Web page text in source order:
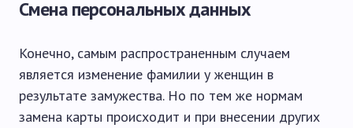
Смена персональных данных
Конечно, самым распространенным случаем
является изменение фамилии у женщин в
результате замужества. Но по тем же нормам
замена карты происходит и при внесении других